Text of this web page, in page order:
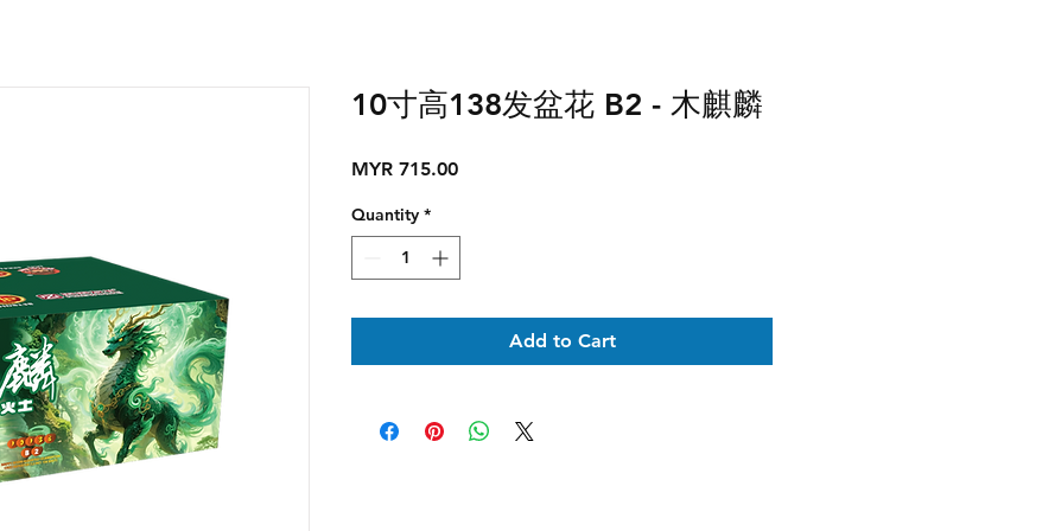
10寸高138发盆花 B2 - 木麒麟
MYR 715.00Price
Quantity *
Add to Cart